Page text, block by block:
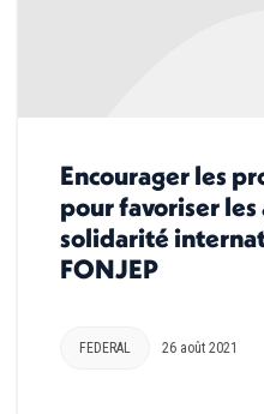
Encourager les
pour favoriser les
solidarité
FONJEP
FEDERAL 26 août 2021